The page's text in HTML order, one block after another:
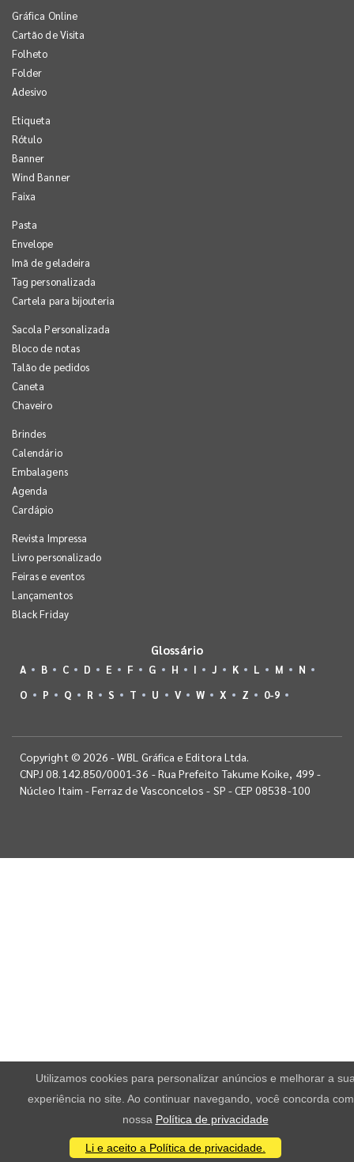
Gráfica Online
Cartão de Visita
Folheto
Folder
Adesivo
Etiqueta
Rótulo
Banner
Wind Banner
Faixa
Pasta
Envelope
Imã de geladeira
Tag personalizada
Cartela para bijouteria
Sacola Personalizada
Bloco de notas
Talão de pedidos
Caneta
Chaveiro
Brindes
Calendário
Embalagens
Agenda
Cardápio
Revista Impressa
Livro personalizado
Feiras e eventos
Lançamentos
Black Friday
Glossário
A B C D E F G H I J K L M
N
O
P Q R S T U V W X Z 0-9
Copyright © 2026 - WBL Gráfica e Editora Ltda.
CNPJ 08.142.850/0001-36 - Rua Prefeito Takume Koike, 499 -
Núcleo Itaim - Ferraz de Vasconcelos - SP - CEP 08538-100
Utilizamos cookies para personalizar anúncios e melhorar a
experiência no site. Ao continuar navegando, você concorda
nossa Política de privacidade
Li e aceito a Política de privacidade.